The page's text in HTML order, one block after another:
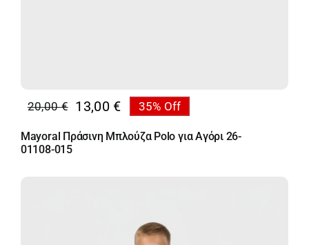
20,00€
Original
price
was:
13,00 €
Η
τρέχουσα
τιμή
35% Off
Mayoral Πράσινη Μπλούζα Polo για Αγόρι 26-
01108-015